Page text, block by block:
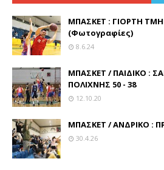
ΜΠΑΣΚΕΤ : ΓΙΟΡΤΗ
(Φωτογραφίες)
8.6.24
ΜΠΑΣΚΕΤ / ΠΑΙΔΙΚΟ :
ΠΟΛΙΧΝΗΣ 50 - 38
12.10.20
ΜΠΑΣΚΕΤ / ΑΝΔΡΙΚΟ :
30.4.26